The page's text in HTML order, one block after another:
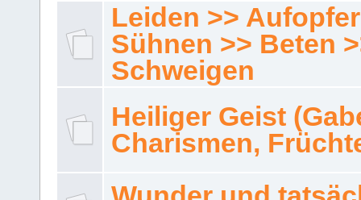
Leiden >>
Sühnen >> Beten
Schweigen
Heiliger Geist
Charismen,